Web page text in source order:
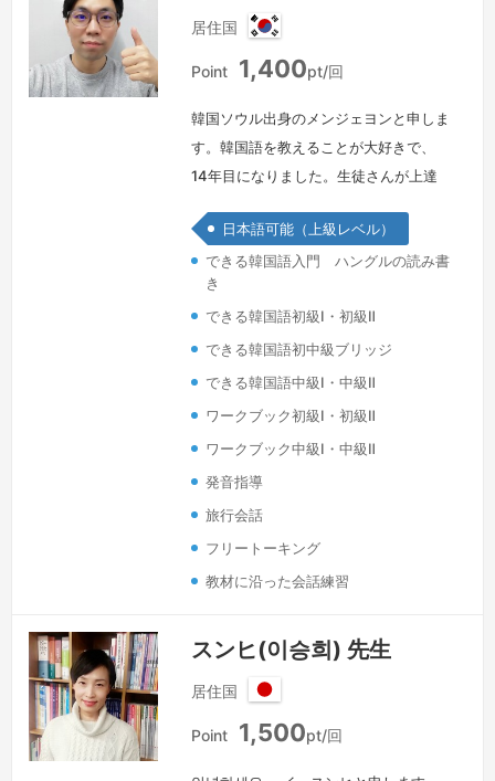
居住国
韓
国
Point 1,400pt/回
韓国ソウル出身のメンジェヨンと申しま
す。韓国語を教えることが大好きで、
14年目になりました。生徒さんが上達
学でデザインの博士の学位を取り、様々
な分野で教える仕事をしてきましたが、
今は大阪に住んでおり、大阪外語専門学
校で韓国語学科の講師をしてました。現
在は韓国ソウルで個人、グループで韓国
語を教えています。スタートをしっかり
正しくすると後々楽になります。をしっ
日本語可能（上級レベル）
できる韓国語入門 ハングルの読み書
き
できる韓国語初級Ⅰ・初級Ⅱ
できる韓国語初中級ブリッジ
できる韓国語中級Ⅰ・中級Ⅱ
ワークブック初級Ⅰ・初級Ⅱ
ワークブック中級Ⅰ・中級Ⅱ
発音指導
旅行会話
フリートーキング
教材に沿った会話練習
スンヒ(이승희) 先生
居住国
日
本
Point 1,500pt/回